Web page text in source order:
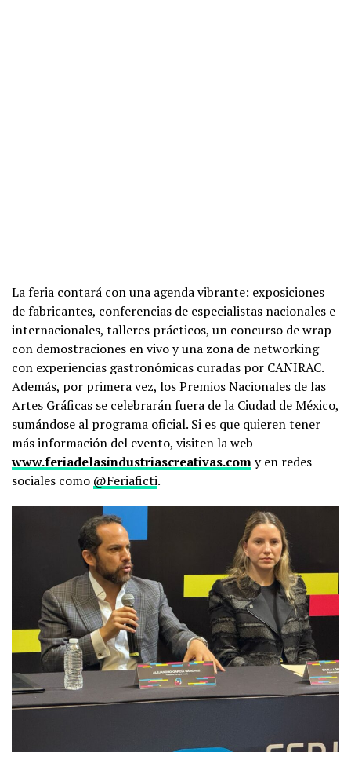
La feria contará con una agenda vibrante: exposiciones
de fabricantes, conferencias de especialistas nacionales e
internacionales, talleres prácticos, un concurso de wrap
con demostraciones en vivo y una zona de networking
con experiencias gastronómicas curadas por CANIRAC.
Además, por primera vez, los Premios Nacionales de las
Artes Gráficas se celebrarán fuera de la Ciudad de México,
sumándose al programa oficial. Si es que quieren tener
más información del evento, visiten la web
www.feriadelasindustriascreativas.comy en redes
sociales como @Feriaficti.